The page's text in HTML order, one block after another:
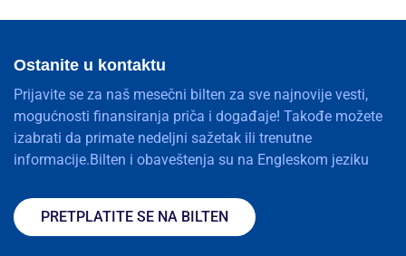
Ostanite u kontaktu
Prijavite se za naš mesečni bilten za sve najnovije vesti,
mogućnosti finansiranja priča i događaje! Takođe možete
izabrati da primate nedeljni sažetak ili trenutne
informacije.Bilten i obaveštenja su na Engleskom jeziku
PRETPLATITE SE NA BILTEN